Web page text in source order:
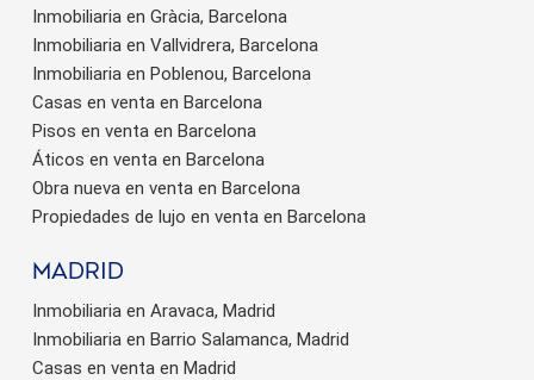
Inmobiliaria en Gràcia, Barcelona
Inmobiliaria en Vallvidrera, Barcelona
Inmobiliaria en Poblenou, Barcelona
Casas en venta en Barcelona
Pisos en venta en Barcelona
Áticos en venta en Barcelona
Obra nueva en venta en Barcelona
Propiedades de lujo en venta en Barcelona
Madrid
Inmobiliaria en Aravaca, Madrid
Inmobiliaria en Barrio Salamanca, Madrid
Casas en venta en Madrid